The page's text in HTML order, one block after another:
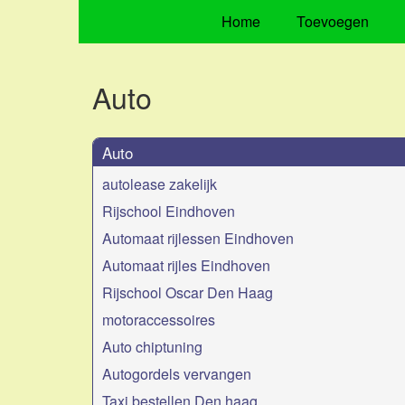
Home Toevoegen
Auto
Auto
autolease zakelijk
Rijschool Eindhoven
Automaat rijlessen Eindhoven
Automaat rijles Eindhoven
Rijschool Oscar Den Haag
motoraccessoires
Auto chiptuning
Autogordels vervangen
Taxi bestellen Den haag